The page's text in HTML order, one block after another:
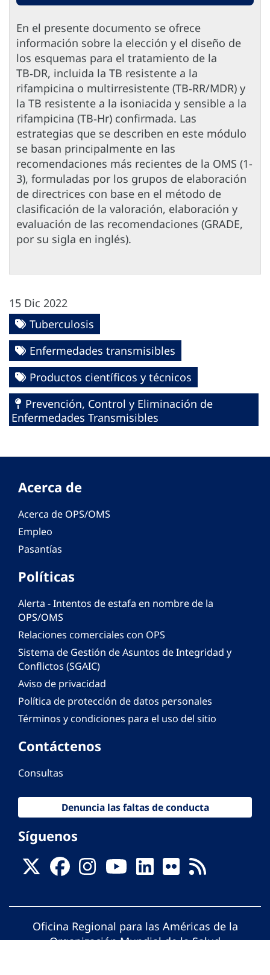
En el presente documento se ofrece
información sobre la elección y el diseño de
los esquemas para el tratamiento de la
TB‑DR, incluida la TB resistente a la
rifampicina o multirresistente (TB‑RR/MDR) y
la TB resistente a la isoniacida y sensible a la
rifampicina (TB‑Hr) confirmada. Las
estrategias que se describen en este módulo
se basan principalmente en las
recomendaciones más recientes de la OMS (1-
3), formuladas por los grupos de elaboración
de directrices con base en el método de
clasificación de la valoración, elaboración y
evaluación de las recomendaciones (GRADE,
por su sigla en inglés).
15 Dic 2022
Tuberculosis
Enfermedades transmisibles
Productos científicos y técnicos
Prevención, Control y Eliminación de
Enfermedades Transmisibles
Acerca de
Acerca de OPS/OMS
Empleo
Pasantías
Políticas
Alerta - Intentos de estafa en nombre de la
OPS/OMS
Relaciones comerciales con OPS
Sistema de Gestión de Asuntos de Integridad y
Conflictos (SGAIC)
Aviso de privacidad
Política de protección de datos personales
Términos y condiciones para el uso del sitio
Contáctenos
Consultas
Denuncia las faltas de conducta
Síguenos
Oficina Regional para las Américas de la
Organización Mundial de la Salud